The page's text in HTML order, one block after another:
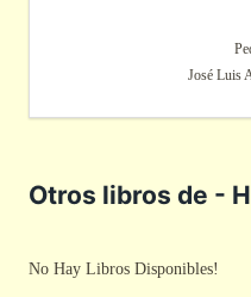
José Luis
Otros libros de -
No Hay Libros Disponibles!